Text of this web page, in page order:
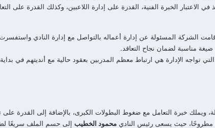
الخبرة الفنية، القدرة على إدارة اللاعبين، وكذلك القدرة على
الشركة المسئولة عن إدارة أعماله بالتواصل مع إدارة النادي
مناسبة لضمان نجاح التعاقد.
تواجه الإدارة هي ارتباط معظم المدربين بعقود حالية مع أنديتهم في
ويملك خبرة التعامل مع ضغوط البطولات الكبرى، بالإضافة إلى القدرة
مطروحًا، حيث يسعى رئيس النادي محمود الخطيب إلى حسم الملف سريعًا